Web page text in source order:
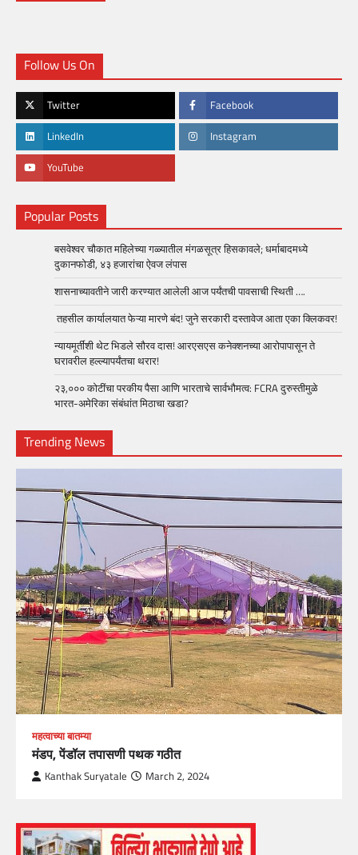
Follow Us On
Twitter Facebook
LinkedIn Instagram
YouTube
Popular Posts
बसवेश्वर चौकात महिलेच्या गळ्यातील मंगळसूत्र हिसकावले; धर्माबादमध्ये
दुकानफोडी, ४३ हजारांचा ऐवज लंपास
शासनाच्यावतीने जारी करण्यात आलेली आज पर्यंतची पावसाची स्थिती ….
तहसील कार्यालयात फेऱ्या मारणे बंद! जुने सरकारी दस्तावेज आता एका क्लिकवर!
न्यायमूर्तींशी थेट भिडले सौरव दास! आरएसएस कनेक्शनच्या आरोपापासून ते
घरावरील हल्ल्यापर्यंतचा थरार!
२३,००० कोटींचा परकीय पैसा आणि भारताचे सार्वभौमत्व: FCRA दुरुस्तीमुळे
भारत-अमेरिका संबंधांत मिठाचा खडा?
Trending News
महत्वाच्या बातम्या
मंडप, पेंडॉल तपासणी पथक गठीत
Kanthak Suryatale March 2, 2024